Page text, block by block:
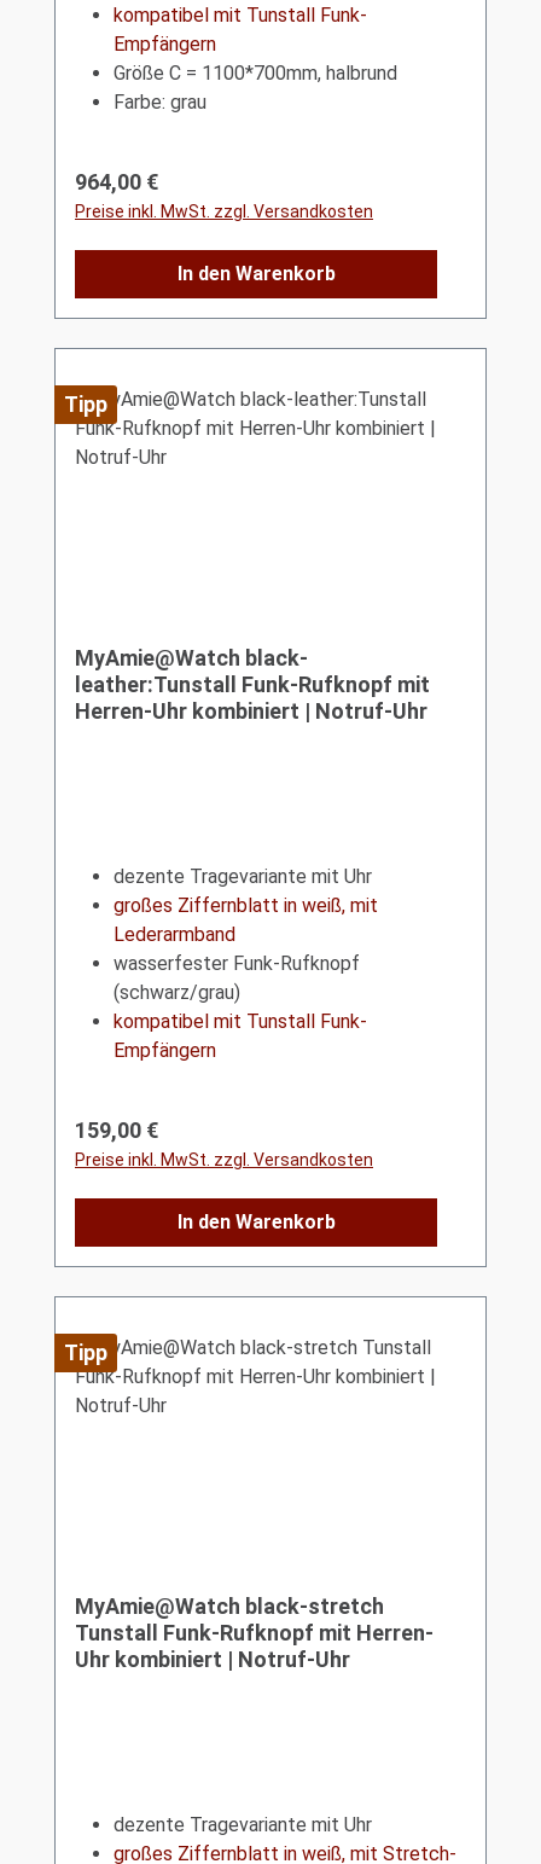
kompatibel mit Tunstall Funk-
Empfängern
Größe C = 1100*700mm, halbrund
Farbe: grau
Regulärer Preis:
964,00 €
Preise inkl. MwSt. zzgl. Versandkosten
In den Warenkorb
Tipp
MyAmie@Watch black-
leather:Tunstall Funk-Rufknopf mit
Herren-Uhr kombiniert | Notruf-Uhr
dezente Tragevariante mit Uhr
großes Ziffernblatt in weiß, mit
Lederarmband
wasserfester Funk-Rufknopf
(schwarz/grau)
kompatibel mit Tunstall Funk-
Empfängern
Regulärer Preis:
159,00 €
Preise inkl. MwSt. zzgl. Versandkosten
In den Warenkorb
Tipp
MyAmie@Watch black-stretch
Tunstall Funk-Rufknopf mit Herren-
Uhr kombiniert | Notruf-Uhr
dezente Tragevariante mit Uhr
großes Ziffernblatt in weiß, mit Stretch-